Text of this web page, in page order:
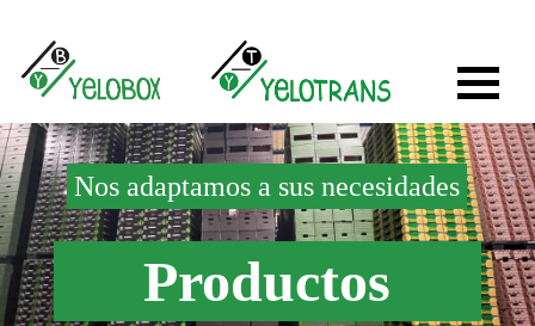
Nos adaptamos a sus necesidades
Productos